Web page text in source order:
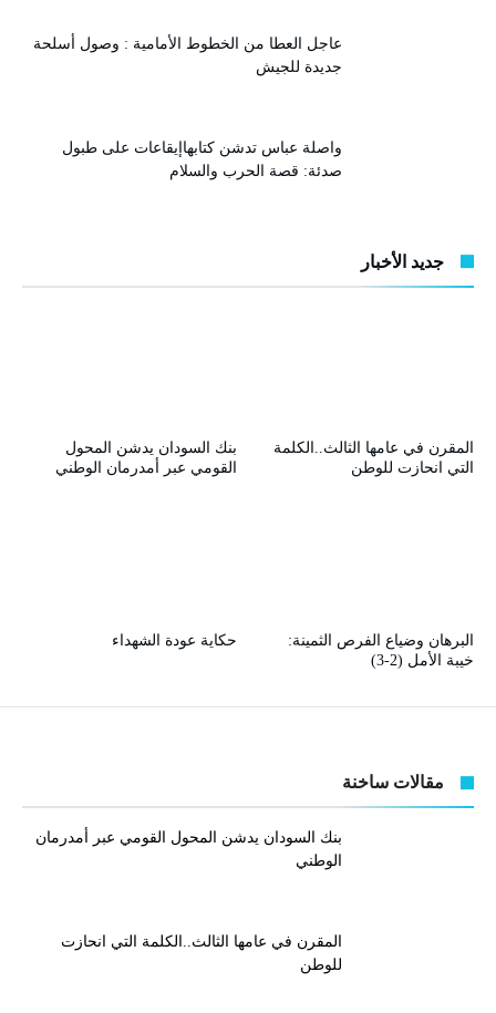
عاجل العطا من الخطوط الأمامية : وصول أسلحة
جديدة للجيش
واصلة عباس تدشن كتابهاإيقاعات على طبول
صدئة: قصة الحرب والسلام
جديد الأخبار
بنك السودان يدشن المحول
القومي عبر أمدرمان الوطني
المقرن في عامها الثالث..الكلمة
التي انحازت للوطن
حكاية عودة الشهداء
البرهان وضياع الفرص الثمينة:
خيبة الأمل (2-3)
مقالات ساخنة
بنك السودان يدشن المحول القومي عبر أمدرمان
الوطني
المقرن في عامها الثالث..الكلمة التي انحازت
للوطن